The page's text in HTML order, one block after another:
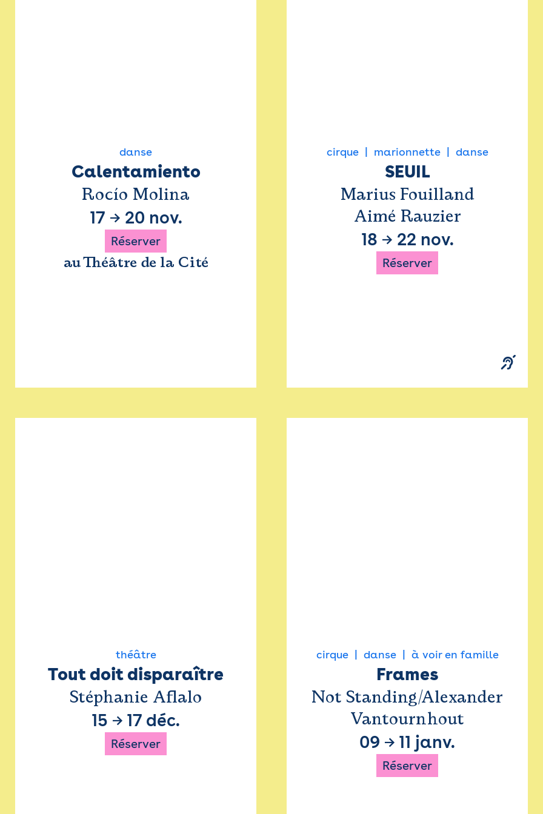
danse
Calentamiento
Rocío Molina
17 → 20 nov.
Réserver
au Théâtre de la Cité
cirque marionnette danse
SEUIL
Marius Fouilland
Aimé Rauzier
18 → 22 nov.
Réserver
théâtre
Tout doit disparaître
Stéphanie Aflalo
15 → 17 déc.
Réserver
cirque danse à voir en famille
Frames
Not Standing/Alexander
Vantournhout
09 → 11 janv.
Réserver